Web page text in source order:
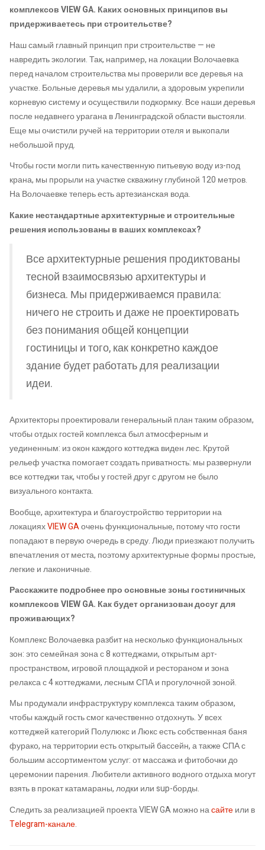
комплексов VIEW GA. Каких основных принципов вы
придерживаетесь при строительстве?
Наш самый главный принцип при строительстве — не
навредить экологии. Так, например, на локации Волочаевка
перед началом строительства мы проверили все деревья на
участке. Больные деревья мы удалили, а здоровым укрепили
корневую систему и осуществили подкормку. Все наши деревья
после недавнего урагана в Ленинградской области выстояли.
Еще мы очистили ручей на территории отеля и выкопали
небольшой пруд.
Чтобы гости могли пить качественную питьевую воду из-под
крана, мы прорыли на участке скважину глубиной 120 метров.
На Волочаевке теперь есть артезианская вода.
Какие нестандартные архитектурные и строительные
решения использованы в ваших комплексах?
Все архитектурные решения продиктованы
тесной взаимосвязью архитектуры и
бизнеса. Мы придерживаемся правила:
ничего не строить и даже не проектировать
без понимания общей концепции
гостиницы и того, как конкретно каждое
здание будет работать для реализации
идеи.
Архитекторы проектировали генеральный план таким образом,
чтобы отдых гостей комплекса был атмосферным и
уединенным: из окон каждого коттеджа виден лес. Крутой
рельеф участка помогает создать приватность: мы развернули
все коттеджи так, чтобы у гостей друг с другом не было
визуального контакта.
Вообще, архитектура и благоустройство территории на
локацияхVIEW GAочень функциональные, потому что гости
попадают в первую очередь в среду. Люди приезжают получить
впечатления от места, поэтому архитектурные формы простые,
легкие и лаконичные.
Расскажите подробнее про основные зоны гостиничных
комплексов VIEW GA. Как будет организован досуг для
проживающих?
Комплекс Волочаевка разбит на несколько функциональных
зон: это семейная зона с 8 коттеджами, открытым арт-
пространством, игровой площадкой и рестораном и зона
релакса с 4 коттеджами, лесным СПА и прогулочной зоной.
Мы продумали инфраструктуру комплекса таким образом,
чтобы каждый гость смог качественно отдохнуть. У всех
коттеджей категорий Полулюкс и Люкс есть собственная баня
фурако, на территории есть открытый бассейн, а также СПА с
большим ассортиментом услуг: от массажа и фитобочки до
церемонии парения. Любители активного водного отдыха могут
взять в прокат катамараны, лодки или sup-борды.
Следить за реализацией проекта VIEW GA можно насайтеили в
Telegram-канале.